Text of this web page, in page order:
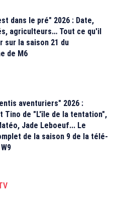
dans le pré" 2026 : Date,
agriculteurs… Tout ce qu'il
sur la saison 21 du
de M6
aventuriers" 2026 :
Tino de "L'île de la tentation",
Jade Leboeuf... Le
de la saison 9 de la télé-